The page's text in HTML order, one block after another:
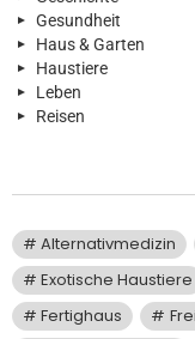
Gesundheit
Haus & Garten
Haustiere
Leben
Reisen
Alternativmedizin
Exotische Haustiere
Fertighaus